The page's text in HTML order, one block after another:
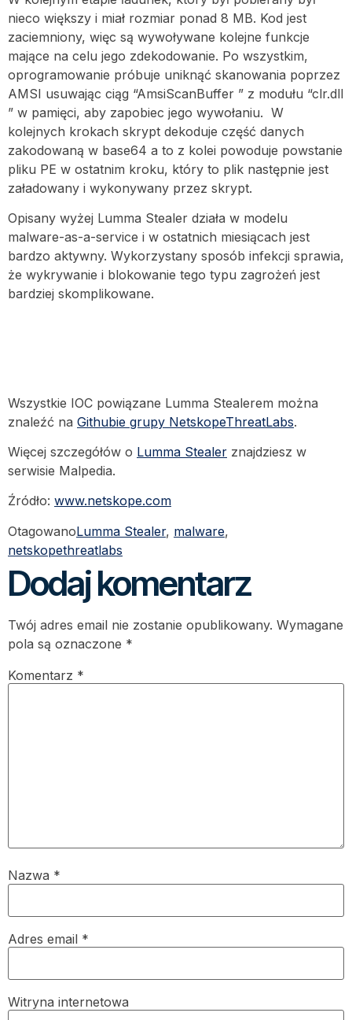
nieco większy i miał rozmiar ponad 8 MB. Kod jest
zaciemniony, więc są wywoływane kolejne funkcje
mające na celu jego zdekodowanie. Po wszystkim,
oprogramowanie próbuje uniknąć skanowania poprzez
AMSI usuwając ciąg “AmsiScanBuffer ” z modułu “clr.dll
” w pamięci, aby zapobiec jego wywołaniu. W
kolejnych krokach skrypt dekoduje część danych
zakodowaną w base64 a to z kolei powoduje powstanie
pliku PE w ostatnim kroku, który to plik następnie jest
załadowany i wykonywany przez skrypt.
Opisany wyżej Lumma Stealer działa w modelu
malware-as-a-service i w ostatnich miesiącach jest
bardzo aktywny. Wykorzystany sposób infekcji sprawia,
że wykrywanie i blokowanie tego typu zagrożeń jest
bardziej skomplikowane.
Wszystkie IOC powiązane Lumma Stealerem można
znaleźć na Githubie grupy NetskopeThreatLabs.
Więcej szczegółów o Lumma Stealer znajdziesz w
serwisie Malpedia.
Źródło: www.netskope.com
OtagowanoLumma Stealer, malware,
netskopethreatlabs
Dodaj komentarz
Twój adres email nie zostanie opublikowany. Wymagane
pola są oznaczone *
Komentarz *
Nazwa *
Adres email *
Witryna internetowa